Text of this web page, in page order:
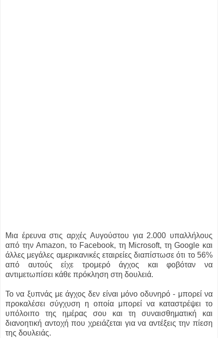
Μια έρευνα στις αρχές Αυγούστου για 2.000 υπαλλήλους
από την Amazon, το Facebook, τη Microsoft, τη Google και
άλλες μεγάλες αμερικανικές εταιρείες διαπίστωσε ότι το 56%
από αυτούς είχε τρομερό άγχος και φοβόταν να
αντιμετωπίσει κάθε πρόκληση στη δουλειά.
Το να ξυπνάς με άγχος δεν είναι μόνο οδυνηρό - μπορεί να
προκαλέσει σύγχυση η οποία μπορεί να καταστρέψει το
υπόλοιπο της ημέρας σου και τη συναισθηματική και
διανοητική αντοχή που χρειάζεται για να αντέξεις την πίεση
της δουλειάς.